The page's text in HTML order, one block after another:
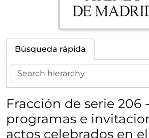
Búsqueda rápida
Fracción de serie 206
programas e
actos celebrados en
[Fondo] AM - Fondo Ateneo
[Subfondo] ANT - Documentación anterior a la intervención del Ateneo de Madrid por la Delegación
[Primera división de fondo] ADMINISTRACIÓN - Gestión
[Subfondo] BIBLIOTECA -